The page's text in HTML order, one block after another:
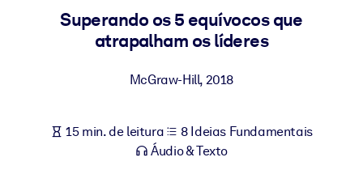
Leve conhecimento verificado e conciso para seu LMS/LXP para
resultados de aprendizagem mais sólidos.
Enriqueça sua biblioteca corporativa com conhecimento de
Para sistemas de IA
Superando os 5 equívocos que
atrapalham os líderes
McGraw-Hill, 2018
15 min. de leitura
8 Ideias Fundamentais
Áudio & Texto